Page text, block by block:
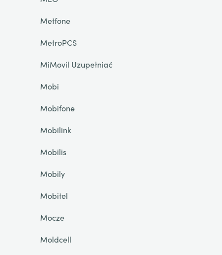
Metfone
MetroPCS
MiMovil Uzupełniać
Mobi
Mobifone
Mobilink
Mobilis
Mobily
Mobitel
Mocze
Moldcell